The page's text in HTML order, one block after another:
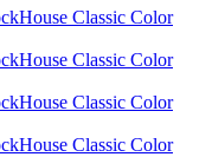
Classic Color
Classic Color
Classic Color
Classic Color